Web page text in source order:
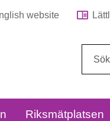
website
Riksmätplatsen